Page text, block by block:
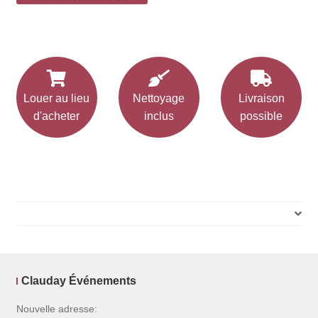
Louer au lieu
d'acheter
Nettoyage
inclus
Livraison
possible
Clauday Événements
Nouvelle adresse: